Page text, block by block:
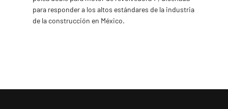
para responder a los altos estándares de la industria
de la construcción en México.